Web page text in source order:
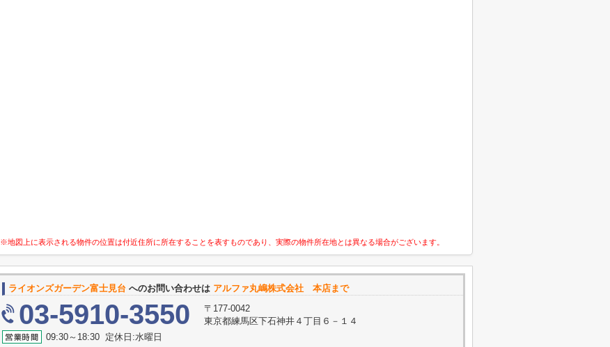
※地図上に表示される物件の位置は付近住所に所在することを表すものであり、実際の物件所在地とは異なる場合がございます。
ライオンズガーデン富士見台 へのお問い合わせは アルファ丸嶋株式会社 本店まで
03-5910-3550
〒177-0042
東京都練馬区下石神井４丁目６－１４
09:30～18:30 定休日:水曜日